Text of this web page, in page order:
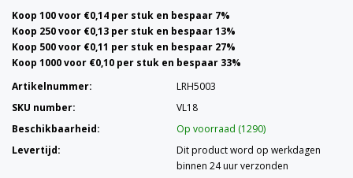
Koop 100 voor €0,14 per stuk en bespaar 7%
Koop 250 voor €0,13 per stuk en bespaar 13%
Koop 500 voor €0,11 per stuk en bespaar 27%
Koop 1000 voor €0,10 per stuk en bespaar 33%
Artikelnummer:
LRH5003
SKU number:
VL18
Beschikbaarheid:
Op voorraad (1290)
Levertijd:
Dit product word op werkdagen
binnen 24 uur verzonden